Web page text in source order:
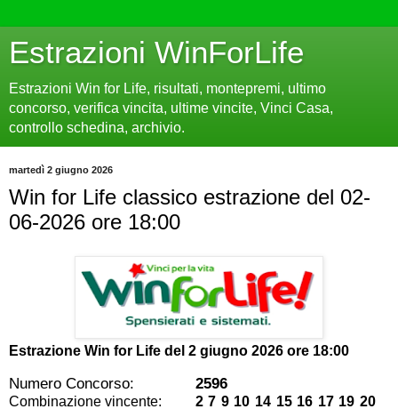
Estrazioni WinForLife
Estrazioni Win for Life, risultati, montepremi, ultimo
concorso, verifica vincita, ultime vincite, Vinci Casa,
controllo schedina, archivio.
martedì 2 giugno 2026
Win for Life classico estrazione del 02-
06-2026 ore 18:00
Estrazione Win for Life del 2 giugno 2026 ore 18:00
Numero Concorso: 2596
Combinazione vincente:
2 7 9 10 14 15 16 17 19 20